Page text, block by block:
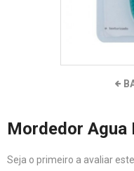
Mordedor Agua
Seja o primeiro a avaliar